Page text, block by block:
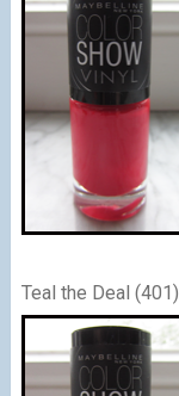
Teal the Deal (401)